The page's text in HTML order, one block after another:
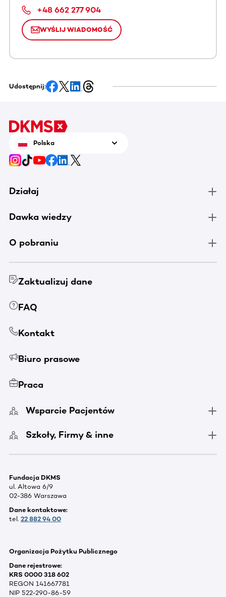
+48 662 277 904
WYŚLIJ WIADOMOŚĆ
Udostępnij:
Polska
Działaj
Dawka wiedzy
O pobraniu
Zaktualizuj dane
FAQ
Kontakt
Biuro prasowe
Praca
Wsparcie Pacjentów
Szkoły, Firmy & inne
Fundacja DKMS
ul. Altowa 6/9
02-386 Warszawa
Dane kontaktowe:
tel. 22 882 94 00
Organizacja Pożytku Publicznego
Dane rejestrowe:
KRS 0000 318 602
REGON 141667781
NIP 522-290-86-59